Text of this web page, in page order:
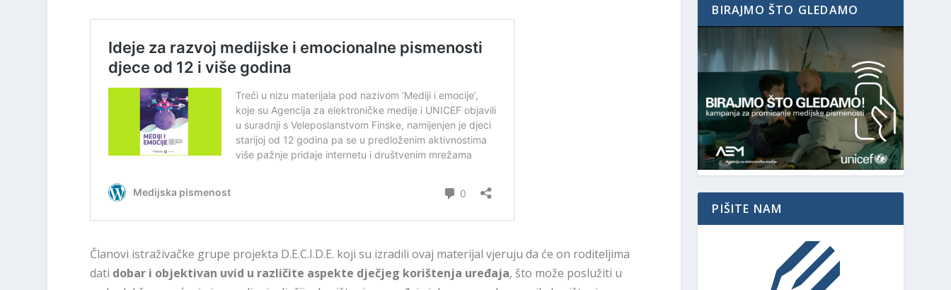
Članovi istraživačke grupe projekta D.E.C.I.D.E. koji su izradili ovaj materijal vjeruju da će on roditeljima
dati dobar i objektivan uvid u različite aspekte dječjeg korištenja uređaja, što može poslužiti u
BIRAJMO ŠTO GLEDAMO
PIŠITE NAM